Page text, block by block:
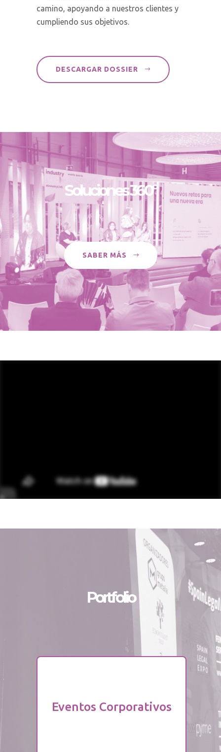
camino, apoyando a nuestros clientes y
cumpliendo sus objetivos.
DESCARGAR DOSSIER
Soluciones 360º
SABER MÁS
Portfolio
Eventos Corporativos